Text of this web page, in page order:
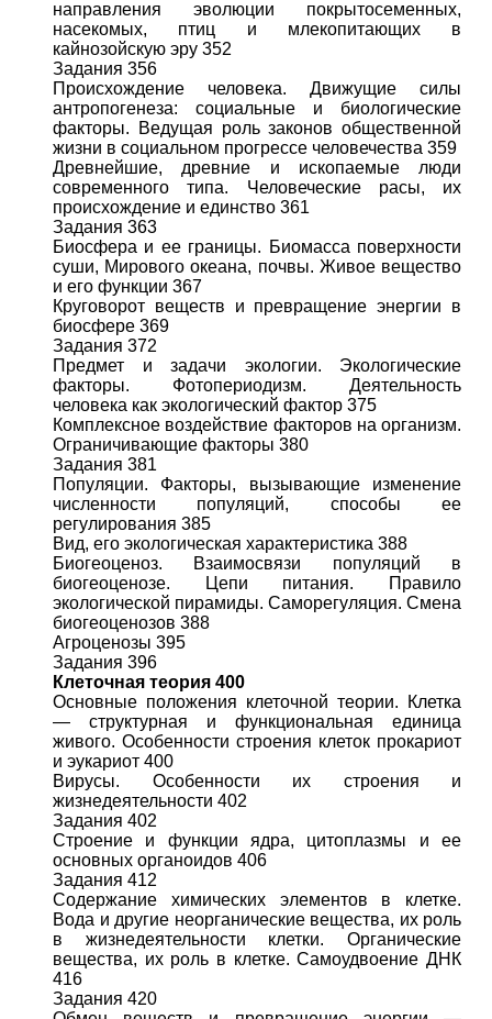
направления эволюции покрытосеменных,
насекомых, птиц и млекопитающих в
кайнозойскую эру 352
Задания 356
Происхождение человека. Движущие силы
антропогенеза: социальные и биологические
факторы. Ведущая роль законов общественной
жизни в социальном прогрессе человечества 359
Древнейшие, древние и ископаемые люди
современного типа. Человеческие расы, их
происхождение и единство 361
Задания 363
Биосфера и ее границы. Биомасса поверхности
суши, Мирового океана, почвы. Живое вещество
и его функции 367
Круговорот веществ и превращение энергии в
биосфере 369
Задания 372
Предмет и задачи экологии. Экологические
факторы. Фотопериодизм. Деятельность
человека как экологический фактор 375
Комплексное воздействие факторов на организм.
Ограничивающие факторы 380
Задания 381
Популяции. Факторы, вызывающие изменение
численности популяций, способы ее
регулирования 385
Вид, его экологическая характеристика 388
Биогеоценоз. Взаимосвязи популяций в
биогеоценозе. Цепи питания. Правило
экологической пирамиды. Саморегуляция. Смена
биогеоценозов 388
Агроценозы 395
Задания 396
Клеточная теория 400
Основные положения клеточной теории. Клетка
— структурная и функциональная единица
живого. Особенности строения клеток прокариот
и эукариот 400
Вирусы. Особенности их строения и
жизнедеятельности 402
Задания 402
Строение и функции ядра, цитоплазмы и ее
основных органоидов 406
Задания 412
Содержание химических элементов в клетке.
Вода и другие неорганические вещества, их роль
в жизнедеятельности клетки. Органические
вещества, их роль в клетке. Самоудвоение ДНК
416
Задания 420